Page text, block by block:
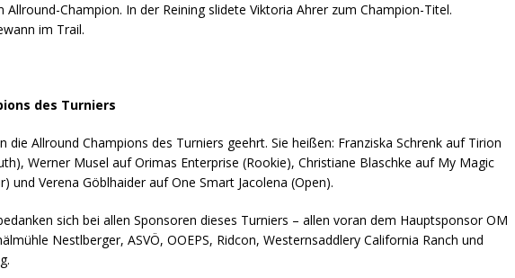
Allround-Champion. In der Reining slidete Viktoria Ahrer zum Champion-Titel.
im Trail.
des Turniers
die Allround Champions des Turniers geehrt. Sie heißen: Franziska Schrenk auf Tirion
Werner Musel auf Orimas Enterprise (Rookie), Christiane Blaschke auf My Magic
und Verena Göblhaider auf One Smart Jacolena (Open).
sich bei allen Sponsoren dieses Turniers – allen voran dem Hauptsponsor OM
Nestlberger, ASVÖ, OOEPS, Ridcon, Westernsaddlery California Ranch und